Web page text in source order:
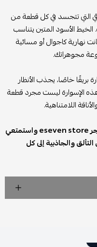
التي تتجسد في كل قطعة من
الأسود المتين يتناسب
نهارية كاجوال أو مسائية
مجوهراتك.
بريقًا خاصًا، يجذب الأنظار
الإسوارة ليست مجرد قطعة
اللامتناهية.
احصلي الآن على اسوارة ميسيكا من متجر eseven store واستمتعي
والجاذبية إلى كل